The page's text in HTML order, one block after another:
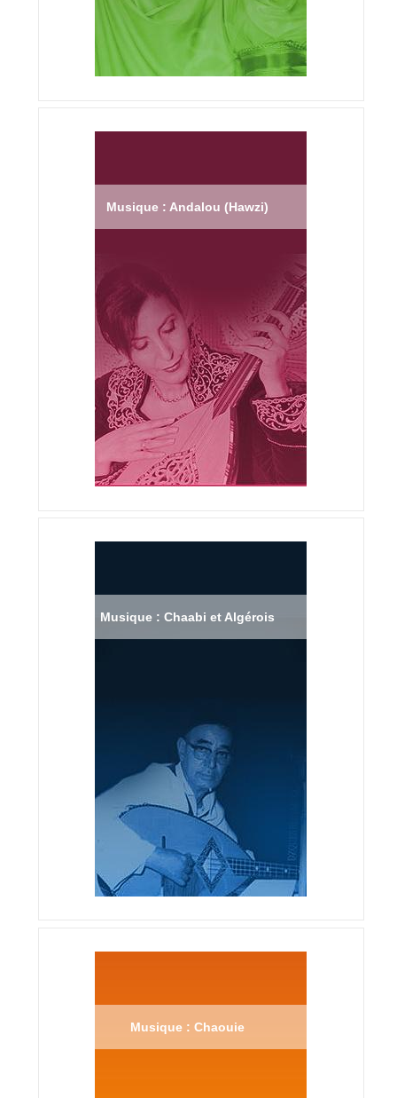
Musique : Andalou (Hawzi)
Musique : Chaabi et Algérois
Musique : Chaouie